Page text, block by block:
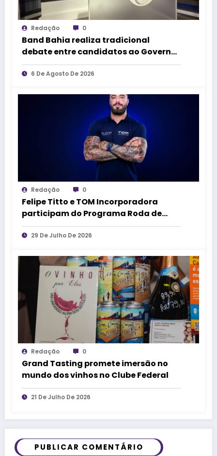
Redação 0
Band Bahia realiza tradicional
debate entre candidatos ao Governo
da Bahia para mais de 300 cidades
neste domingo (9)
6 De Agosto De 2026
Redação 0
Felipe Titto e TOM Incorporadora
participam do Programa Roda de
Negócios
29 De Julho De 2026
Redação 0
Grand Tasting promete imersão no
mundo dos vinhos no Clube Federal
21 De Julho De 2026
PUBLICAR COMENTÁRIO